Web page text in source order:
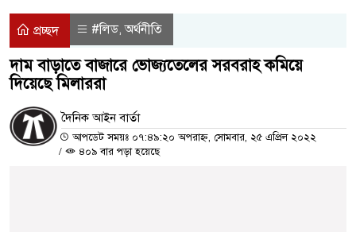
প্রচ্ছদ #লিড,অর্থনীতি
দাম বাড়াতে বাজারে ভোজ্যতেলের সরবরাহ কমিয়ে
দিয়েছে মিলাররা
দৈনিক আইন বার্তা
আপডেট সময়ঃ ০৭:৪৯:২০ অপরাহ্ন, সোমবার, ২৫ এপ্রিল ২০২২
/
৪০৯ বার পড়া হয়েছে